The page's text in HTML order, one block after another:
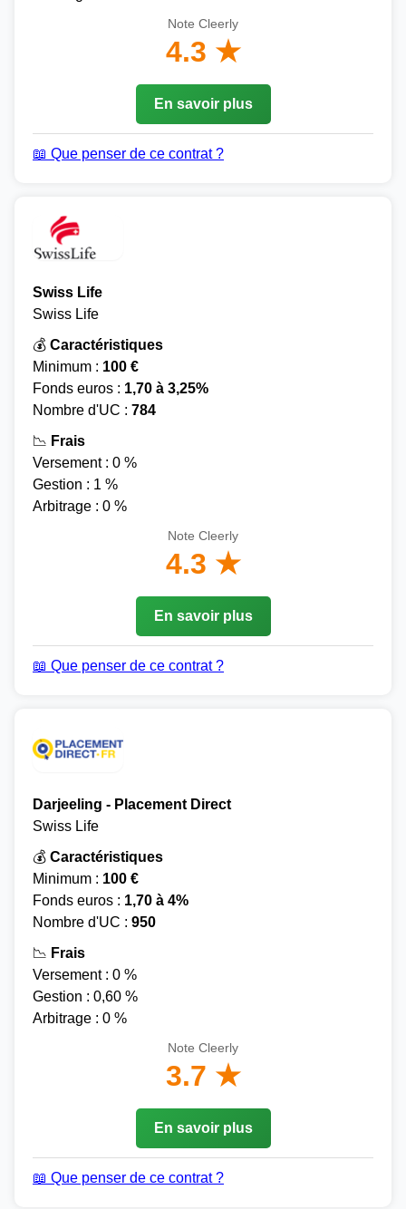
Note Cleerly
4.3 ★
En savoir plus
📖 Que penser de ce contrat ?
Swiss Life
Swiss Life
💰 Caractéristiques
Minimum : 100 €
Fonds euros : 1,70 à 3,25%
Nombre d'UC : 784
📉 Frais
Versement : 0 %
Gestion : 1 %
Arbitrage : 0 %
Note Cleerly
4.3 ★
En savoir plus
📖 Que penser de ce contrat ?
Darjeeling - Placement Direct
Swiss Life
💰 Caractéristiques
Minimum : 100 €
Fonds euros : 1,70 à 4%
Nombre d'UC : 950
📉 Frais
Versement : 0 %
Gestion : 0,60 %
Arbitrage : 0 %
Note Cleerly
3.7 ★
En savoir plus
📖 Que penser de ce contrat ?